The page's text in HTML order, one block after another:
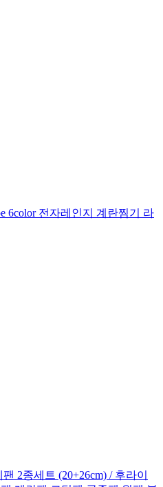
6color 전자레인지 계란찜기 라
2종세트 (20+26cm) / 후라이